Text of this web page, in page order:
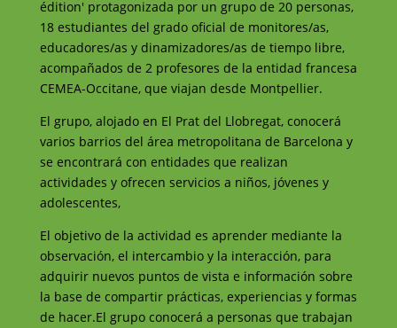
édition' protagonizada por un grupo de 20 personas,
18 estudiantes del grado oficial de monitores/as,
educadores/as y dinamizadores/as de tiempo libre,
acompañados de 2 profesores de la entidad francesa
CEMEA-Occitane, que viajan desde Montpellier.
El grupo, alojado en El Prat del Llobregat, conocerá
varios barrios del área metropolitana de Barcelona y
se encontrará con entidades que realizan
actividades y ofrecen servicios a niños, jóvenes y
adolescentes,
El objetivo de la actividad es aprender mediante la
observación, el intercambio y la interacción, para
adquirir nuevos puntos de vista e información sobre
la base de compartir prácticas, experiencias y formas
de hacer.El grupo conocerá a personas que trabajan